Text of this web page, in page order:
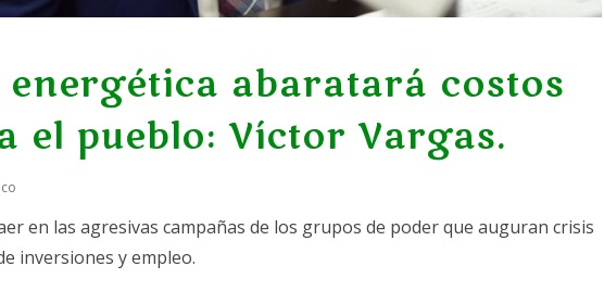
energética abaratará costos
el pueblo: Víctor Vargas.
en las agresivas campañas de los grupos de poder que auguran crisis
inversiones y empleo.